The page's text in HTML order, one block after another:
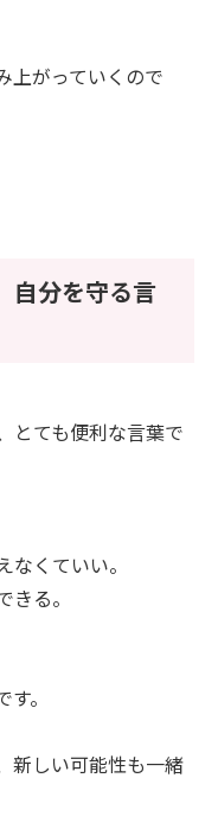
上がっていくので
自分を守る言
とても便利な言葉で
なくていい。
る。
。
新しい可能性も一緒